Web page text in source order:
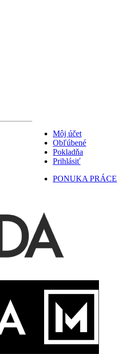
Môj účet
Obľúbené
Pokladňa
Prihlásiť
PONUKA PRÁCE